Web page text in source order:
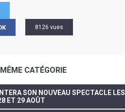
8126 vues
CATÉGORIE
SON NOUVEAU SPECTACLE LES
ET 29 AOÛT